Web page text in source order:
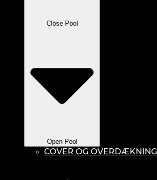
Close Pool
Open Pool
COVER OG OVERDÆKNING